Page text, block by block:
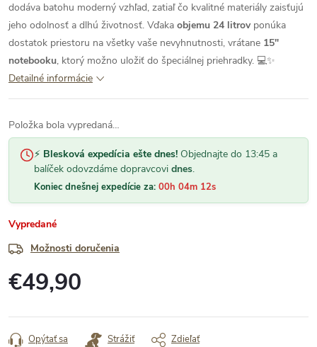
dodáva batohu moderný vzhľad, zatiaľ čo kvalitné materiály zaisťujú
jeho odolnosť a dlhú životnosť. Vďaka objemu 24 litrovponúka
dostatok priestoru na všetky vaše nevyhnutnosti, vrátane 15"
notebooku, ktorý možno uložiť do špeciálnej priehradky. 💻✨
Detailné informácie
Položka bola vypredaná…
⚡ Blesková expedícia ešte dnes! Objednajte do 13:45 a
balíček odovzdáme dopravcovi dnes.
Koniec dnešnej expedície za: 00h 04m 12s
Vypredané
Možnosti doručenia
€49,90
cena:
Opýtať sa Strážiť Zdieľať